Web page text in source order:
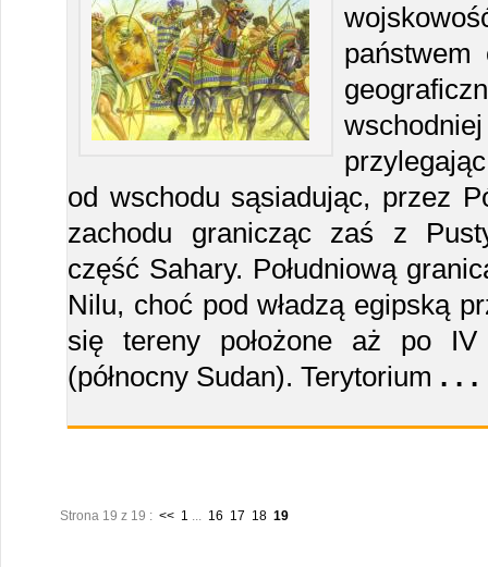
państwem
od wschodu sąsiadując, przez
zachodu granicząc zaś z
część Sahary. Południową
Nilu, choć pod władzą egipską
się tereny położone aż po
(północny Sudan). Terytorium . . .
Strona 19 z 19 : << 1 ... 16 17 18 19